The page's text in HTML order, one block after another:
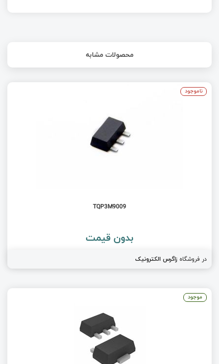
محصولات مشابه
TQP3M9009
بدون قیمت
در فروشگاه زاگرس الکترونیک
ناموجود
موجود